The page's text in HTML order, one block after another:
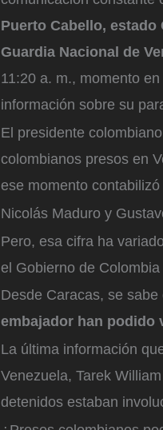
Puerto Cabello,
Guardia Nacional de
11:20 a. m., momento
información sobre su
El presidente
colombianos presos en
ese momento
Nicolás Maduro y
Pero, esa cifra ha
el Gobierno de
Desde Caracas, se sabe
embajador han podido
La última información
Venezuela, Tarek
detenidos estaban